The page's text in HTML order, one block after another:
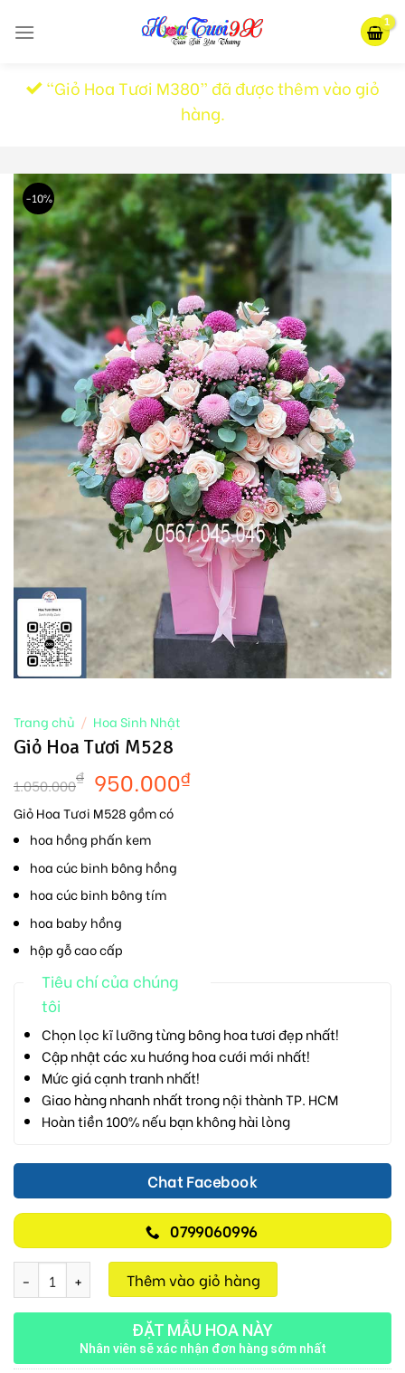
“Giỏ Hoa Tươi M380” đã được thêm vào giỏ
hàng.
-10%
Trang chủ / Hoa Sinh Nhật
Giỏ Hoa Tươi M528
1.050.000₫ 950.000₫
Giỏ Hoa Tươi M528 gồm có
hoa hồng phấn kem
hoa cúc binh bông hồng
hoa cúc binh bông tím
hoa baby hồng
hộp gỗ cao cấp
Tiêu chí của chúng
tôi
Chọn lọc kĩ lưỡng từng bông hoa tươi đẹp nhất!
Cập nhật các xu hướng hoa cưới mới nhất!
Mức giá cạnh tranh nhất!
Giao hàng nhanh nhất trong nội thành TP. HCM
Hoàn tiền 100% nếu bạn không hài lòng
Chat Facebook
0799060996
Giỏ Hoa Tươi M528 số lượngThêm vào giỏ hàng
ĐẶT MẪU HOA NÀY
Nhân viên sẽ xác nhận đơn hàng sớm nhất